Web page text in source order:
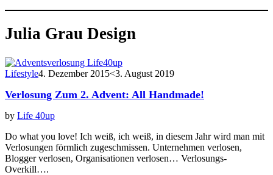
Julia Grau Design
Lifestyle4. Dezember 2015<3. August 2019
Verlosung Zum 2. Advent: All Handmade!
by Life 40up
Do what you love! Ich weiß, ich weiß, in diesem Jahr wird man mit
Verlosungen förmlich zugeschmissen. Unternehmen verlosen,
Blogger verlosen, Organisationen verlosen… Verlosungs-
Overkill….